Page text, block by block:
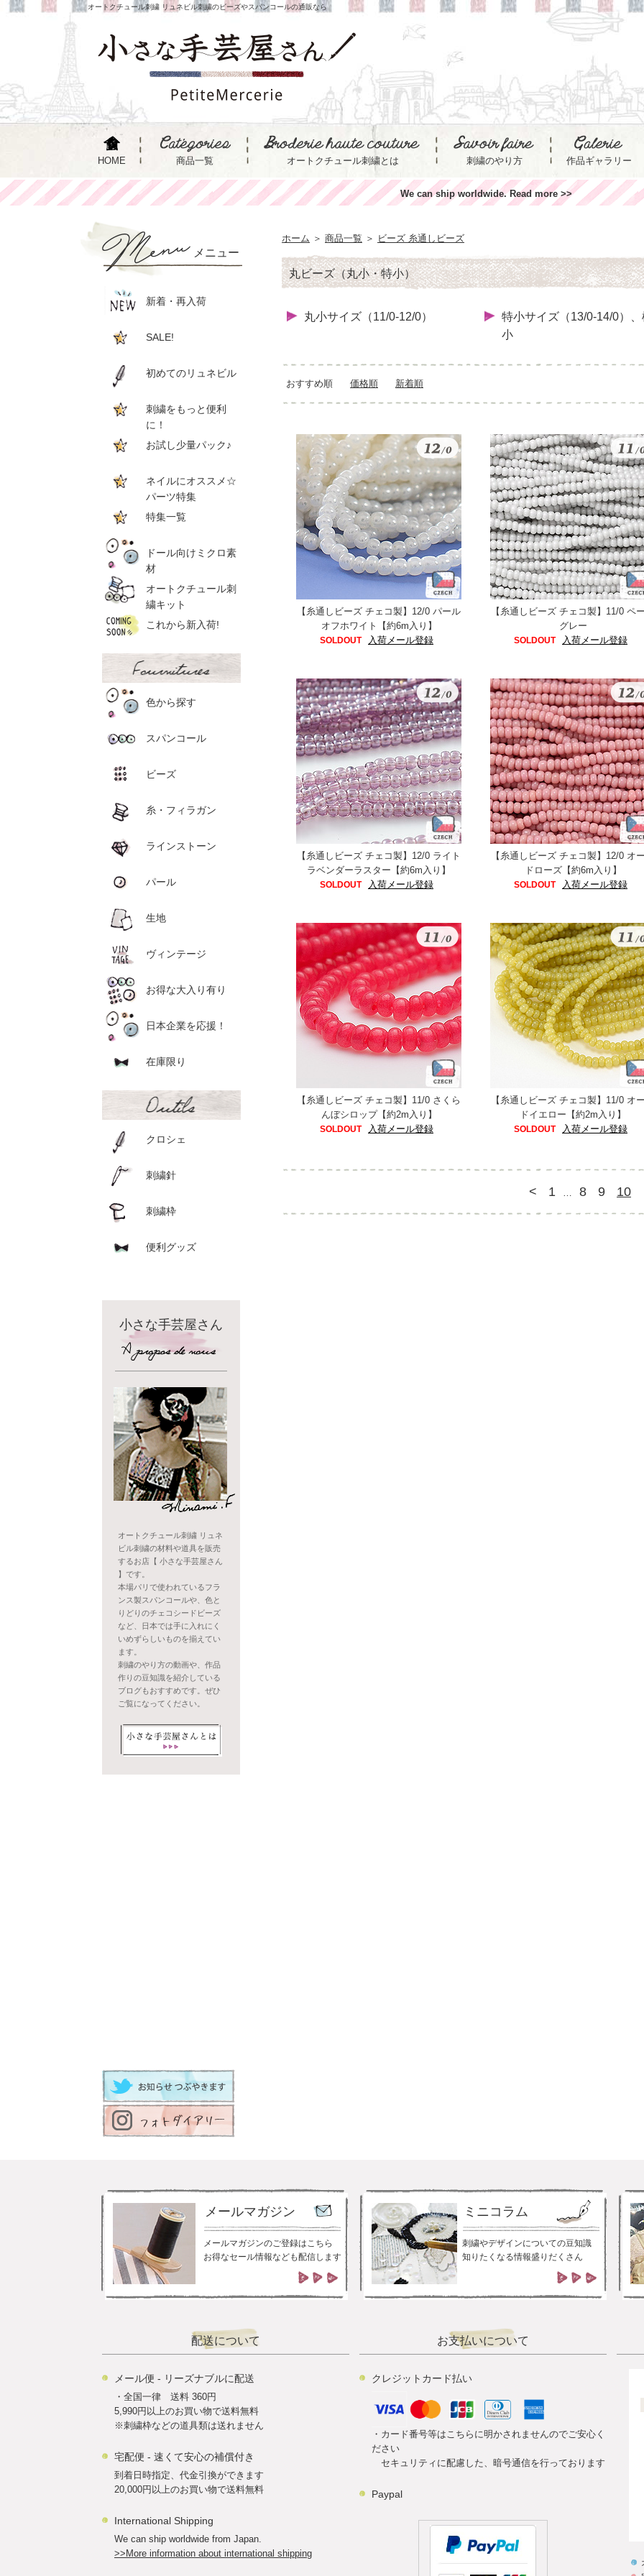
オートクチュール刺繍 リュネビル刺繍のビーズやスパンコールの通販なら
HOME 商品一覧 オートクチュール刺繍とは 刺繍のやり方 作品ギャラリー
We can ship worldwide. Read more >>
ホーム ＞ 商品一覧 ＞ ビーズ 糸通しビーズ
丸ビーズ（丸小・特小）
丸小サイズ（11/0-12/0）
特小サイズ（13/0-14/0）、
小
おすすめ順 価格順 新着順
【糸通しビーズ チェコ製】12/0 パール
オフホワイト【約6m入り】
SOLDOUT 入荷メール登録
【糸通しビーズ チェコ製】11/0 ペ
グレー
SOLDOUT 入荷メール登録
【糸通しビーズ チェコ製】12/0 ライト
ラベンダーラスター【約6m入り】
SOLDOUT 入荷メール登録
【糸通しビーズ チェコ製】12/0 オ
ドローズ【約6m入り】
SOLDOUT 入荷メール登録
【糸通しビーズ チェコ製】11/0 さくら
んぼシロップ【約2m入り】
SOLDOUT 入荷メール登録
【糸通しビーズ チェコ製】11/0 オ
ドイエロー【約2m入り】
SOLDOUT 入荷メール登録
< 1 … 8 9 10
メニュー
新着・再入荷
SALE!
初めてのリュネビル
刺繍をもっと便利
に！
お試し少量パック♪
ネイルにオススメ☆
パーツ特集
特集一覧
ドール向けミクロ素
材
オートクチュール刺
繍キット
これから新入荷!
色から探す
スパンコール
ビーズ
糸・フィラガン
ラインストーン
パール
生地
ヴィンテージ
お得な大入り有り
日本企業を応援！
在庫限り
クロシェ
刺繍針
刺繍枠
便利グッズ
小さな手芸屋さん
オートクチュール刺繍 リュネ
ビル刺繍の材料や道具を販売
するお店【 小さな手芸屋さん
】です。
本場パリで使われているフラ
ンス製スパンコールや、色と
りどりのチェコシードビーズ
など、日本では手に入れにく
いめずらしいものを揃えてい
ます。
刺繍のやり方の動画や、作品
作りの豆知識を紹介している
ブログもおすすめです。ぜひ
ご覧になってください。
メールマガジン
メールマガジンのご登録はこちら
お得なセール情報なども配信します
ミニコラム
刺繍やデザインについての豆知識
知りたくなる情報盛りだくさん
配送について
メール便 - リーズナブルに配送
・全国一律 送料 360円
5,990円以上のお買い物で送料無料
※刺繍枠などの道具類は送れません
宅配便 - 速くて安心の補償付き
到着日時指定、代金引換ができます
20,000円以上のお買い物で送料無料
International Shipping
We can ship worldwide from Japan.
>>More information about international shipping
お支払いについて
クレジットカード払い
・カード番号等はこちらに明かされませんのでご安心く
ださい
セキュリティに配慮した、暗号通信を行っております
Paypal